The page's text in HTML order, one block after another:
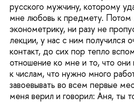
русского мужчину, которому
мне любовь к предмету. Потом
эконометрику, ни разу не
лекции, у нас с ним получился
контакт, до сих пор тепло
отношение ко мне и то, что
к числам, что нужно много
завоевывать во всем первые
меня верил и говорил: Аня, ты